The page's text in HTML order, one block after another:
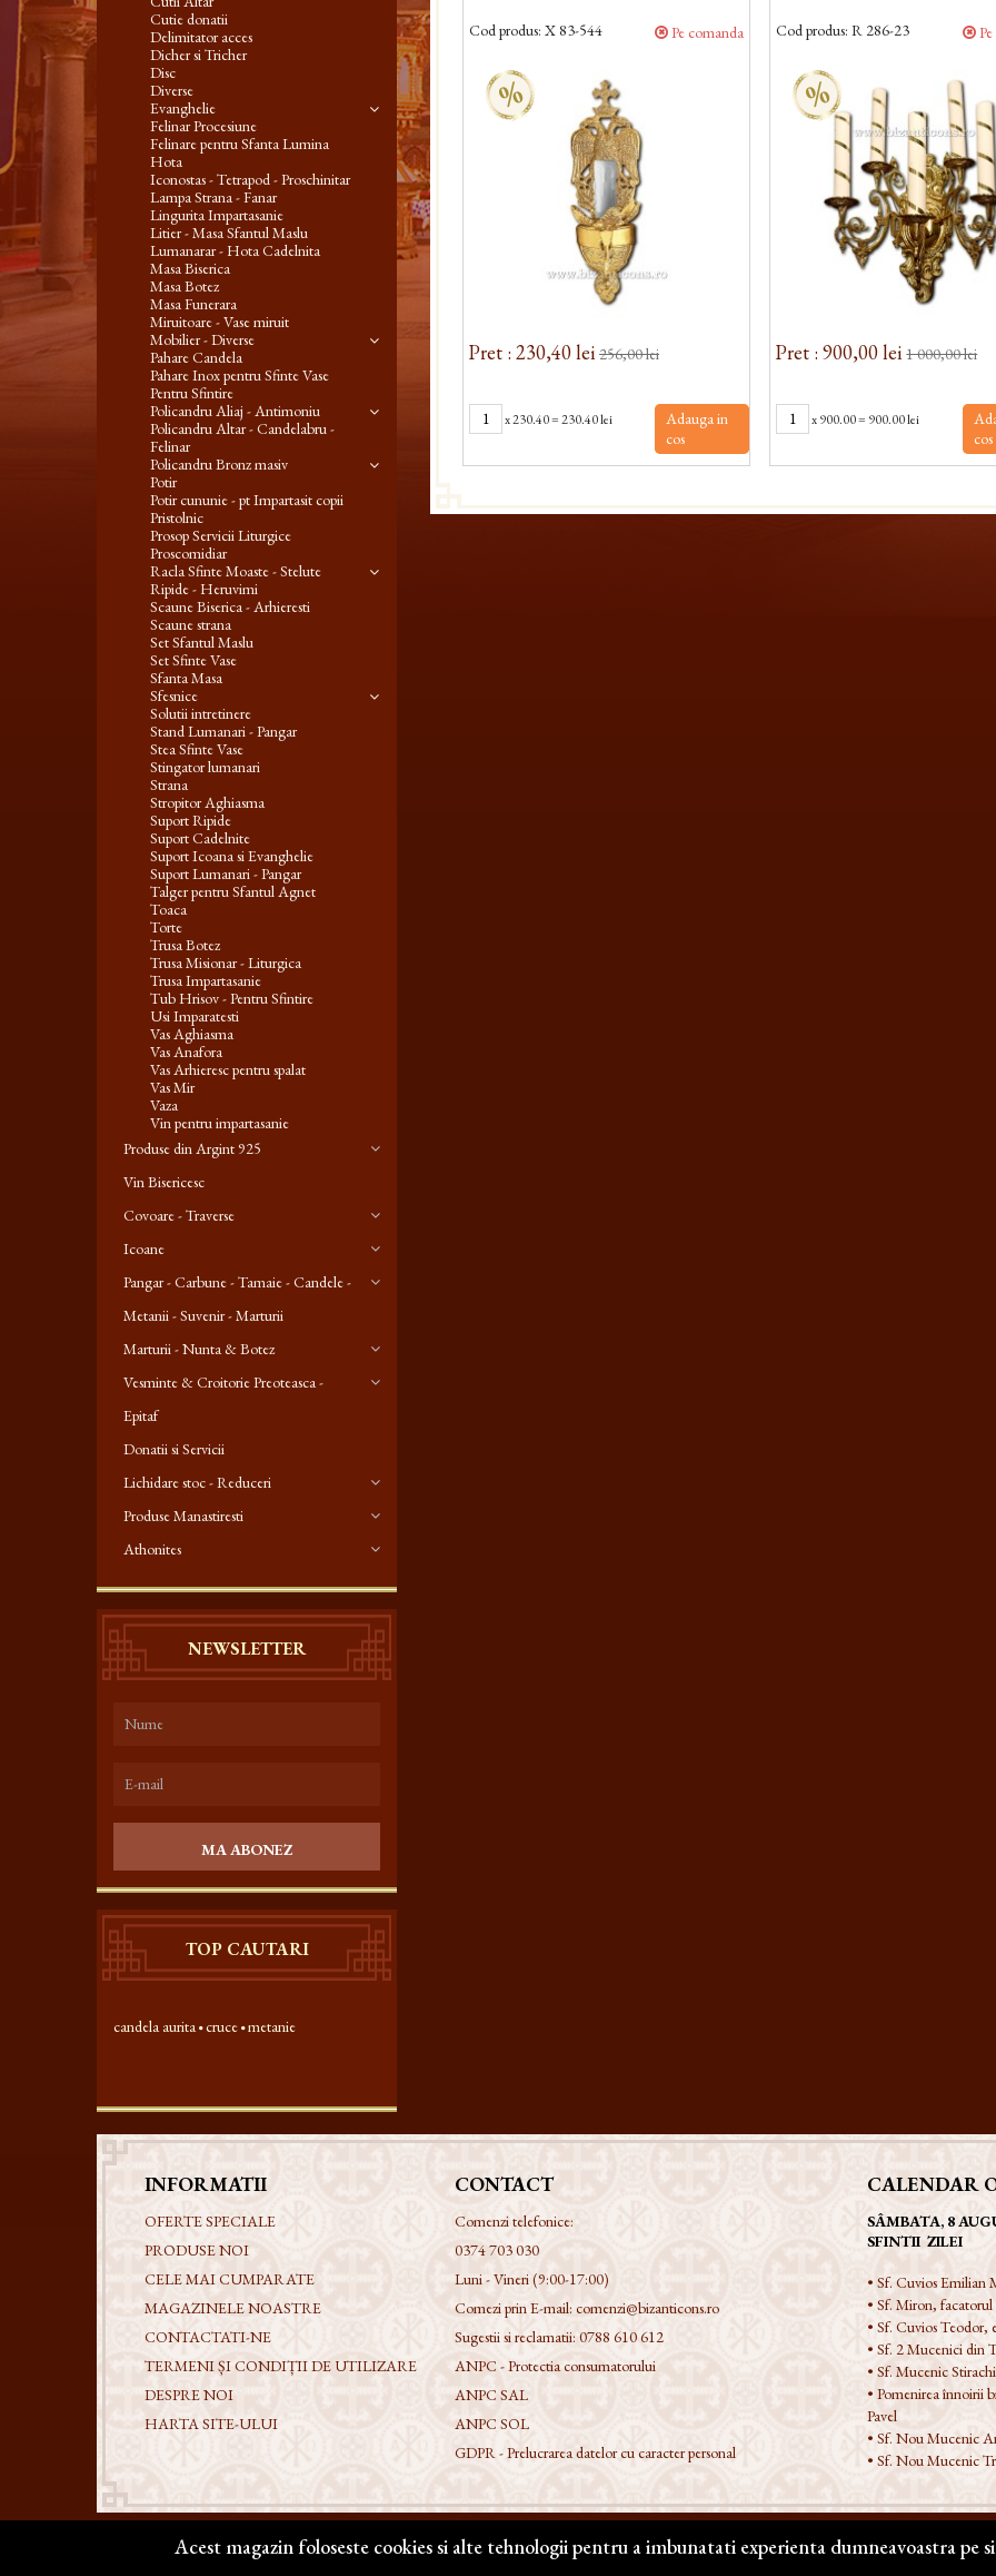
Cutie donatii
Delimitator acces
Dicher si Tricher
Disc
Diverse
Evanghelie
Felinar Procesiune
Felinare pentru Sfanta Lumina
Hota
Iconostas - Tetrapod - Proschinitar
Lampa Strana - Fanar
Lingurita Impartasanie
Litier - Masa Sfantul Maslu
Lumanarar - Hota Cadelnita
Masa Biserica
Masa Botez
Masa Funerara
Miruitoare - Vase miruit
Mobilier - Diverse
Pahare Candela
Pahare Inox pentru Sfinte Vase
Pentru Sfintire
Policandru Aliaj - Antimoniu
Policandru Altar - Candelabru -
Felinar
Policandru Bronz masiv
Potir
Potir cununie - pt Impartasit copii
Pristolnic
Prosop Servicii Liturgice
Proscomidiar
Racla Sfinte Moaste - Stelute
Ripide - Heruvimi
Scaune Biserica - Arhieresti
Scaune strana
Set Sfantul Maslu
Set Sfinte Vase
Sfanta Masa
Sfesnice
Solutii intretinere
Stand Lumanari - Pangar
Stea Sfinte Vase
Stingator lumanari
Strana
Stropitor Aghiasma
Suport Ripide
Suport Cadelnite
Suport Icoana si Evanghelie
Suport Lumanari - Pangar
Talger pentru Sfantul Agnet
Toaca
Torte
Trusa Botez
Trusa Misionar - Liturgica
Trusa Impartasanie
Tub Hrisov - Pentru Sfintire
Usi Imparatesti
Vas Aghiasma
Vas Anafora
Vas Arhieresc pentru spalat
Vas Mir
Vaza
Vin pentru impartasanie
Produse din Argint 925
Vin Bisericesc
Covoare - Traverse
Icoane
Pangar - Carbune - Tamaie - Candele -
Metanii - Suvenir - Marturii
Marturii - Nunta & Botez
Vesminte & Croitorie Preoteasca -
Epitaf
Donatii si Servicii
Lichidare stoc - Reduceri
Produse Manastiresti
Athonites
NEWSLETTER
MA ABONEZ
TOP CAUTARI
candela aurita cruce metanie
Cod produs: X 83-544 Pe comanda
%
Pret : 230,40 lei256,00 lei
x230.40=230.40 lei
Adauga in
cos
Cod produs: R 286-23 Pe
%
Pret : 900,00 lei1 000,00 lei
x900.00= 900.00 lei
cos
INFORMATII
OFERTE SPECIALE
PRODUSE NOI
CELE MAI CUMPARATE
MAGAZINELE NOASTRE
CONTACTATI-NE
TERMENI ȘI CONDIȚII DE UTILIZARE
DESPRE NOI
HARTA SITE-ULUI
CONTACT
Comenzi telefonice:
0374 703 030
Luni - Vineri (9:00-17:00)
Comezi prin E-mail: comenzi@bizanticons.ro
Sugestii si reclamatii: 0788 610 612
ANPC - Protectia consumatorului
ANPC SAL
ANPC SOL
GDPR - Prelucrarea datelor cu caracter personal
CALENDAR
SÂMBATA, 8
SFINTII ZILEI
• Sf. Cuvios Emilian
• Sf. Miron,
• Sf. Cuvios
• Sf. 2 Mucenici din
• Sf. Mucenic
• Pomenirea înnoirii
Pavel
• Sf. Nou Mucenic
• Sf. Nou Mucenic
Copyright @ 2026 | BIZANTICONS. Toate drepturile rezervate
Acest magazin foloseste cookies si alte tehnologii pentru a imbunatati experienta dumneavoastra pe